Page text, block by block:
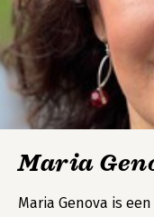
Maria
Maria Genova is